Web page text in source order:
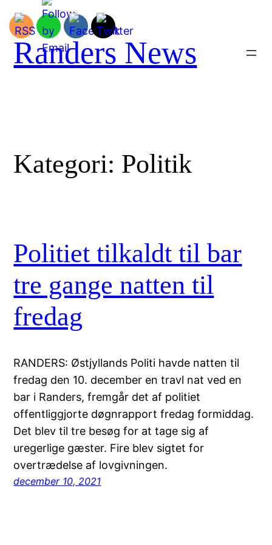
indhold
Randers News
Kategori: Politik
Politiet tilkaldt til bar
tre gange natten til
fredag
RANDERS: Østjyllands Politi havde natten til
fredag den 10. december en travl nat ved en
bar i Randers, fremgår det af politiet
offentliggjorte døgnrapport fredag formiddag.
Det blev til tre besøg for at tage sig af
uregerlige gæster. Fire blev sigtet for
overtrædelse af lovgivningen.
december 10, 2021